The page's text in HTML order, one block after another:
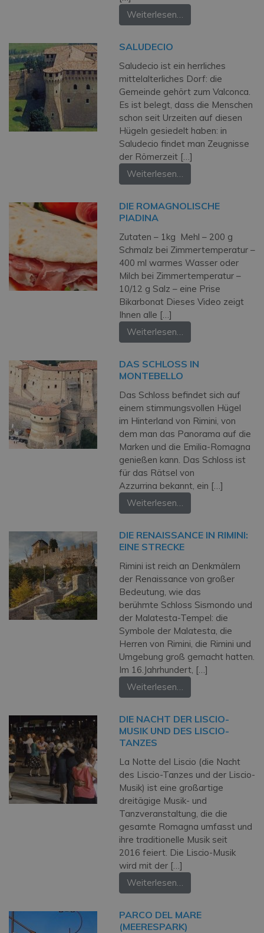
Weiterlesen…
SALUDECIO
Saludecio ist ein herrliches
mittelalterliches Dorf: die
Gemeinde gehört zum Valconca.
Es ist belegt, dass die Menschen
schon seit Urzeiten auf diesen
Hügeln gesiedelt haben: in
Saludecio findet man Zeugnisse
der Römerzeit […]
Weiterlesen…
DIE ROMAGNOLISCHE
PIADINA
Zutaten – 1kg Mehl – 200 g
Schmalz bei Zimmertemperatur –
400 ml warmes Wasser oder
Milch bei Zimmertemperatur –
10/12 g Salz – eine Prise
Bikarbonat Dieses Video zeigt
Ihnen alle […]
Weiterlesen…
DAS SCHLOSS IN
MONTEBELLO
Das Schloss befindet sich auf
einem stimmungsvollen Hügel
im Hinterland von Rimini, von
dem man das Panorama auf die
Marken und die Emilia-Romagna
genießen kann. Das Schloss ist
für das Rätsel von
Azzurrina bekannt, ein […]
Weiterlesen…
DIE RENAISSANCE IN RIMINI:
EINE STRECKE
Rimini ist reich an Denkmälern
der Renaissance von großer
Bedeutung, wie das
berühmte Schloss Sismondo und
der Malatesta-Tempel: die
Symbole der Malatesta, die
Herren von Rimini, die Rimini und
Umgebung groß gemacht hatten.
Im 16.Jahrhundert, […]
Weiterlesen…
DIE NACHT DER LISCIO-
MUSIK UND DES LISCIO-
TANZES
La Notte del Liscio (die Nacht
des Liscio-Tanzes und der Liscio-
Musik) ist eine großartige
dreitägige Musik- und
Tanzveranstaltung, die die
gesamte Romagna umfasst und
ihre traditionelle Musik seit
2016 feiert. Die Liscio-Musik
wird mit der […]
Weiterlesen…
PARCO DEL MARE
(MEERESPARK)